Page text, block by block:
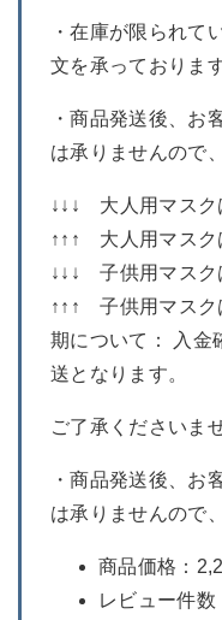
・在庫が限られて
文を承っております
・商品発送後、お
は承りませんので
↓↓↓ 大人用マス
↑↑↑ 大人用マス
↓↓↓ 子供用マス
↑↑↑ 子供用マス
期について： 入金
送となります。
ご了承くださいませ
・商品発送後、お
は承りませんので
商品価格：
レビュー件数